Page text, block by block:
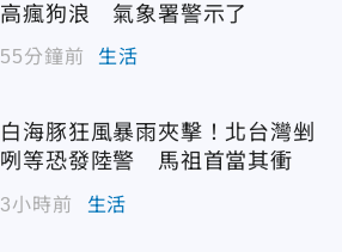
高瘋狗浪 氣象署警示了
55分鐘前 生活
白海豚狂風暴雨夾擊！北台灣剉
咧等恐發陸警 馬祖首當其衝
3小時前 生活